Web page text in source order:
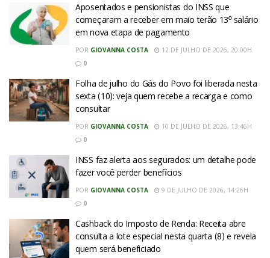
Aposentados e pensionistas do INSS que
começaram a receber em maio terão 13º salário
em nova etapa de pagamento
POR GIOVANNA COSTA
12 DE JULHO DE 2026, 20:00H
0
Folha de julho do Gás do Povo foi liberada nesta
sexta (10): veja quem recebe a recarga e como
consultar
POR GIOVANNA COSTA
10 DE JULHO DE 2026, 13:46H
0
INSS faz alerta aos segurados: um detalhe pode
fazer você perder benefícios
POR GIOVANNA COSTA
9 DE JULHO DE 2026, 14:26H
0
Cashback do Imposto de Renda: Receita abre
consulta a lote especial nesta quarta (8) e revela
quem será beneficiado